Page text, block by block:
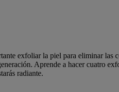
exfoliar la piel para eliminar las
Aprende a hacer cuatro
radiante.